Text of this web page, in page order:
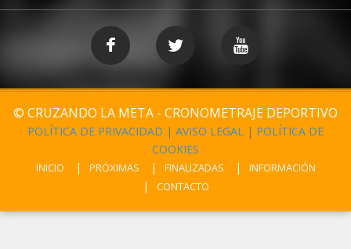
© CRUZANDO LA META - CRONOMETRAJE DEPORTIVO
POLÍTICA DE PRIVACIDAD | AVISO LEGAL | POLÍTICA DE
COOKIES
INICIO PRÓXIMAS FINALIZADAS
INFORMACIÓN
CONTACTO